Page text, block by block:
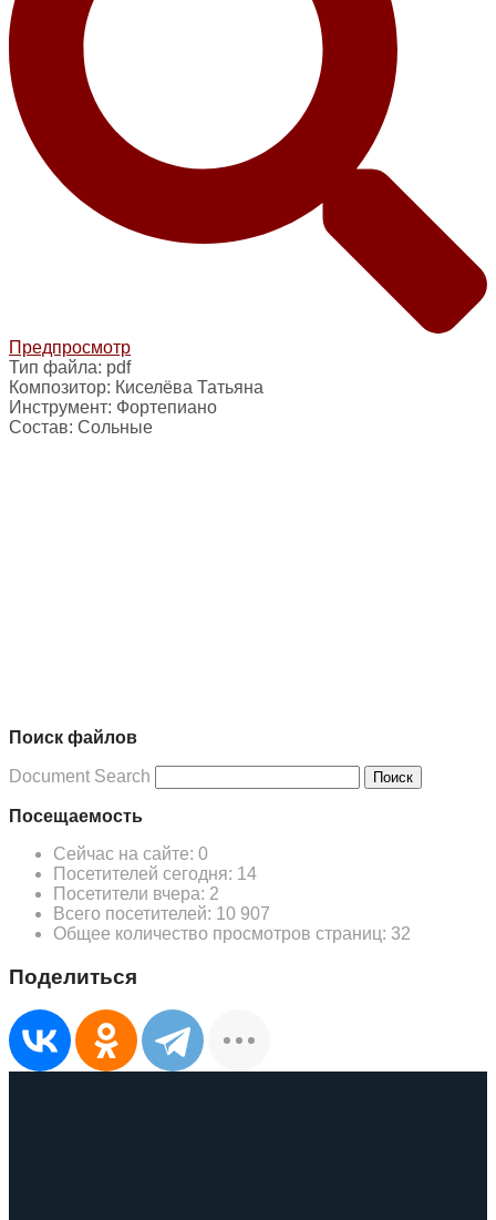
Предпросмотр
Тип файла: pdf
Композитор: Киселёва Татьяна
Инструмент: Фортепиано
Состав: Сольные
Поиск файлов
Document Search Поиск
Посещаемость
Сейчас на сайте: 0
Посетителей сегодня: 14
Посетители вчера: 2
Всего посетителей: 10 907
Общее количество просмотров страниц: 32
Поделиться